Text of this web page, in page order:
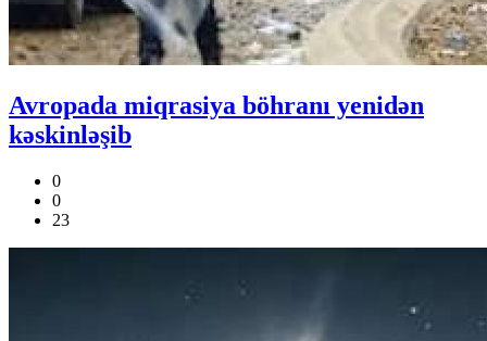
Avropada miqrasiya böhranı yenidən
kəskinləşib
0
0
23